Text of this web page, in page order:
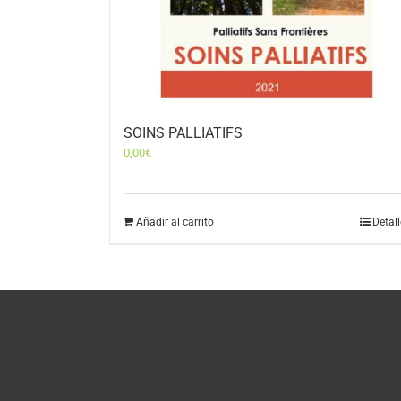
SOINS PALLIATIFS
0,00€
Añadir al carrito